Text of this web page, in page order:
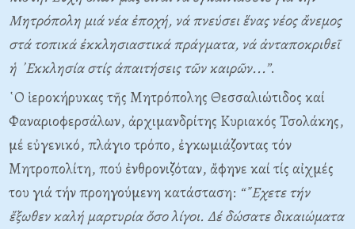
Μητρόπολη μιά νέα ἐποχή, νά πνεύσει ἕνας νέος ἄνεμος
στά τοπικά ἐκκλησιαστικά πράγματα, νά ἀνταποκριθεῖ
ἡ ᾿Εκκλησία στίς ἀπαιτήσεις τῶν καιρῶν...”.
῾Ο ἱεροκήρυκας τῆς Μητρόπολης Θεσσαλιώτιδος καί
Φαναριοφερσάλων, ἀρχιμανδρίτης Κυριακός Τσολάκης,
μέ εὐγενικό, πλάγιο τρόπο, ἐγκωμιάζοντας τόν
Μητροπολίτη, πού ἐνθρονιζόταν, ἄφηνε καί τίς αἰχμές
του γιά τήν προηγούμενη κατάσταση: “῎Εχετε τήν
ἔξωθεν καλή μαρτυρία ὅσο λίγοι. Δέ δώσατε δικαιώματα